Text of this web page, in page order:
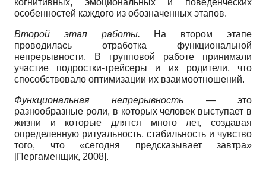
когнитивных, эмоциональных и пове­денческих
особенностей каждого из обо­значенных этапов.
Второй этап работы. На втором эта­пе
проводилась отработка функциональ­ной
непрерывности. В групповой работе принимали
участие подростки-трейсеры и их родители, что
способствовало опти­мизации их взаимоотношений.
Функциональная непрерывность — это
разнообразные роли, в которых чело­век выступает в
жизни и которые длятся много лет, создавая
определенную риту­альность, стабильность и чувство
того, что «сегодня предсказывает завтра»
[Пергаменщик, 2008].